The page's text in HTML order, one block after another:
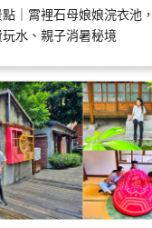
｜霄裡石母娘娘浣衣池
水、親子消暑秘境